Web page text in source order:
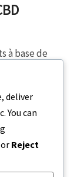
à base de
deliver
You can
Reject